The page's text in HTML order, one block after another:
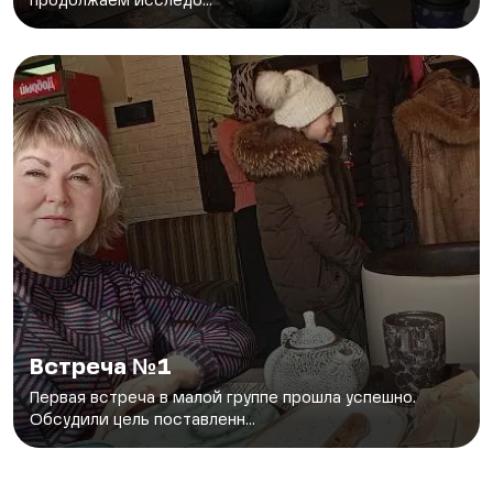
Встреча №1
Первая встреча в малой группе прошла успешно.
Обсудили цель поставленн...